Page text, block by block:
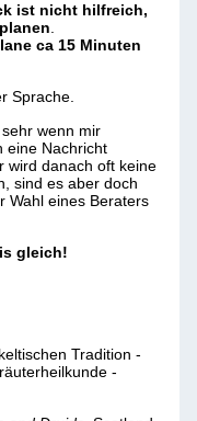
ist nicht hilfreich,
ca 15 Minuten
Sprache.
wenn mir
eine Nachricht
wird danach oft keine
sind es aber doch
Wahl eines Beraters
gleich!
Tradition -
-